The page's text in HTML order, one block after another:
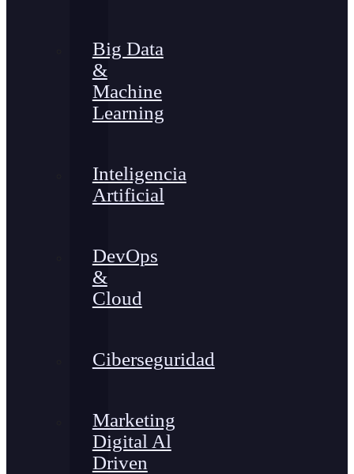
Big Data
&
Machine
Learning
Inteligencia
Artificial
DevOps
&
Cloud
Ciberseguridad
Marketing
Digital Al
Driven